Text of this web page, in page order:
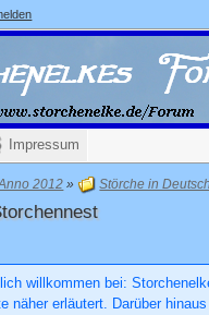
Impressum
2012 » Störche in
willkommen bei:
näher erläutert. Darüber